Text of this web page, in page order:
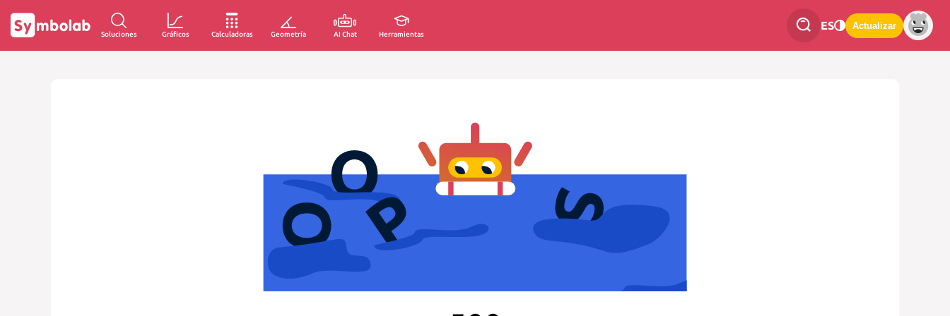
Soluciones Gráficos Calculadoras Geometría AI Chat Herramientas
ES Actualizar